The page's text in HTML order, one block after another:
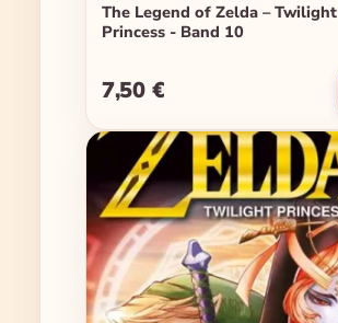
The Legend of Zelda – Twilight
Princess - Band 10
Regulärer Preis:
7,50 €